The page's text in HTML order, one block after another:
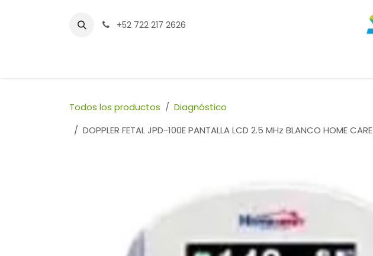
+52 722 217 2626
Todos los productos
Diagnóstico
DOPPLER FETAL JPD-100E PANTALLA LCD 2.5 MHz BLANCO HOME CARE